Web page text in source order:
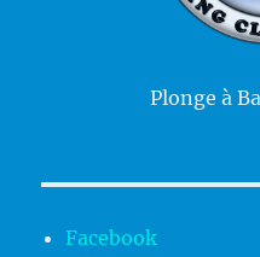
Plonge à
Facebook